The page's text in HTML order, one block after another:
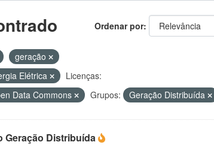
Ordenar por
geração
Elétrica
Licenças:
Data Commons
Grupos: Geração Distribuída
Geração Distribuída